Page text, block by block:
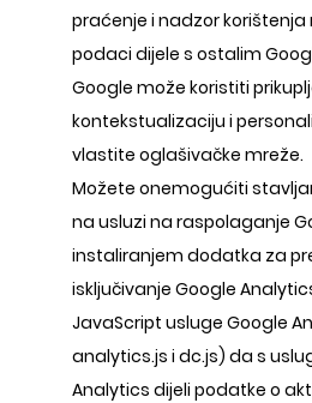
praćenje i nadzor korištenja
podaci dijele s ostalim
Google može koristiti
kontekstualizaciju i
vlastite oglašivačke mreže.
Možete onemogućiti
na usluzi na raspolaganje
instaliranjem dodatka za
isključivanje Google
JavaScript usluge Google
analytics.js i dc.js) da s
Analytics dijeli podatke o